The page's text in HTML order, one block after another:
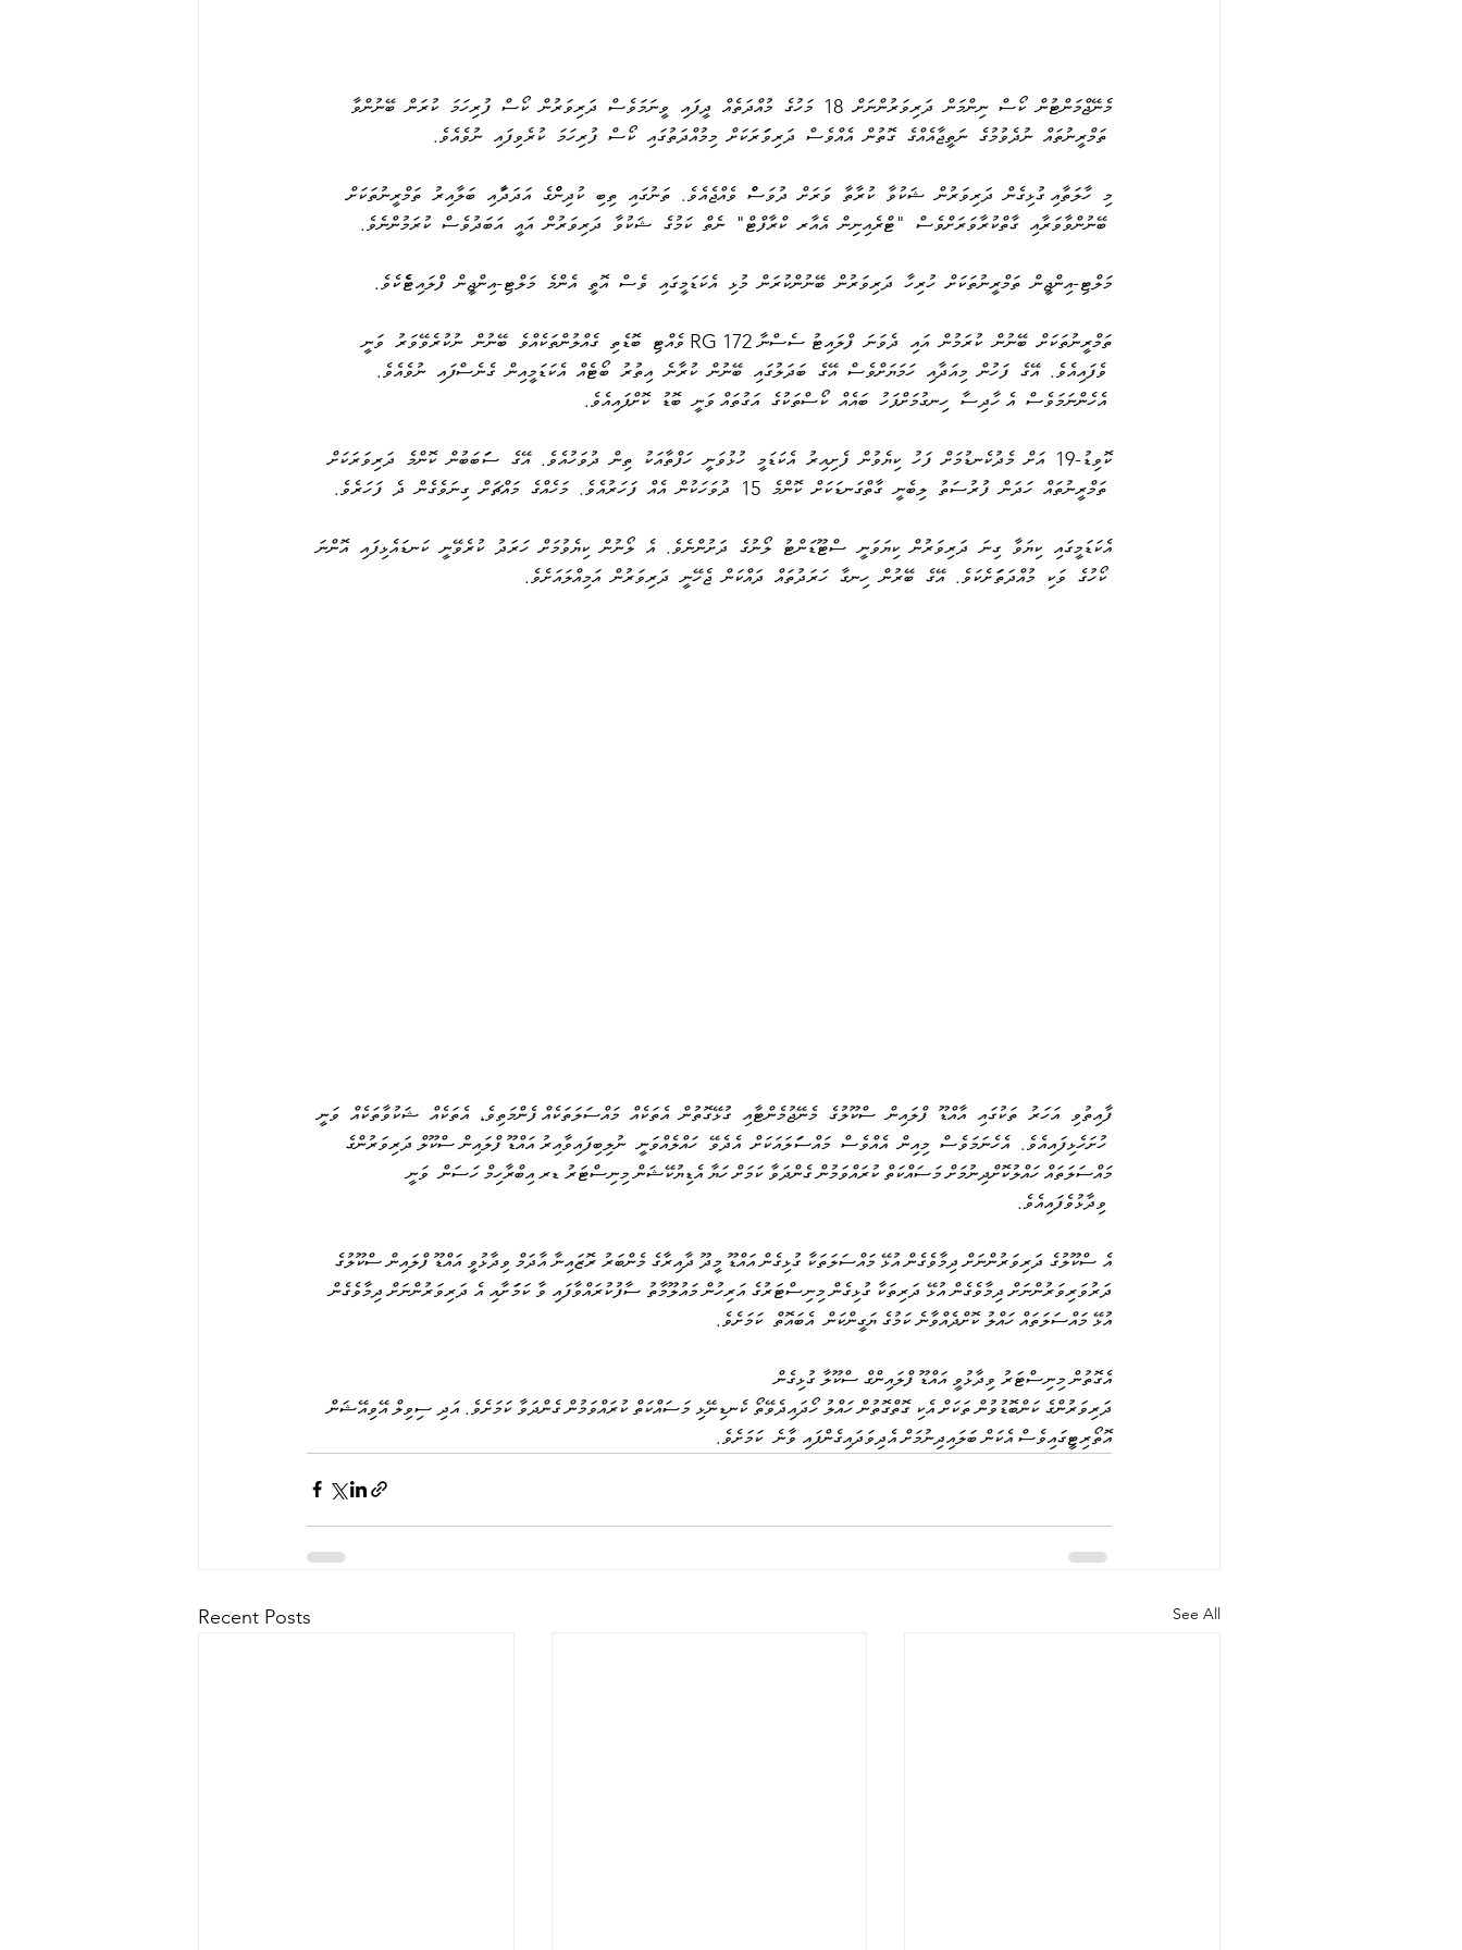
މެނޭޖްމަންޓުން  ކޯސް  ނިންމަން  ދަރިވަރުންނަށް  18  މަހުގެ  މުއްދަތެއް  ދީފައި  ވީނަމަވެސް  ދަރިވަރުން  ކޯސް  ފުރިހަމަ  ކުރަން  ބޭނުންވާ
ތަމްރީނުތައް  ނުދެވުމުގެ  ނަތީޖާއެއްގެ  ގޮތުން  އެއްވެސް  ދަރިވަަރަކަށް  މިމުއްދަތުގައި  ކޯސް  ފުރިހަމަ  ކުރެވިފައި  ނުވެއެވެ.
މި  ހާލަތާއި ގުޅިގެން  ދަރިވަރުން  ޝަކުވާ  ކުރާތާ  ވަރަށް  ދުވަސްް  ވެއްޖެއެވެ.  ތަނުގައި  ތިބި  ކުދިންްގެ  އަދަދާައި  ބަލާއިރު  ތަމްރީނުތަކަށް
ބޭނުންވާވަރާއި  ގާތްކުރާވަރަށްވެސް  "ޓްރެއިނިން  އެއާރ  ކްރާފްޓް"  ނެތް  ކަމުގެ  ޝަކުވާ  ދަރިވަރުން  އައީ  އަބަދުވެސް  ކުރަމުންނެވެ.
މަލްޓި-އިންޖީން  ތަމްރީނުތަކަށް  ހުރިހާ  ދަރިވަރުން  ބޭނުންކުރަން  މުޅި  އެކަޑަމީގައި  ވެސް  އޮތީ  އެންމެ  މަލްޓި-އިންޖީން  ފްލައިޓެެކެވެ.
ތަމްރީނުތަކަށް  ބޭނުން  ކުރަމުން  އައި  ދެވަނަ  ފްލައިޓު ސެސްނާ 172 RG ވެއްޓި  ބޮޑެތި  ގެއްލުންތަކެއްވެ  ބޭނުން  ނުކުރެވޭވަރު  ވަނީ
ވެފައިއެވެ.  އޭގެ  ފަހުން  މިއަދާއި  ހަމަޔަށްވެސް  އޭގެ  ބަދަލުގައި  ބޭނުން  ކުރާނެ  އިތުރު  ބޯޓެއް  އެކަޑަމީއިން  ގެނެސްފައި  ނުވެއެވެ.
އެހެންނަމަވެސް  އެ ހާދިސާ  ހިނގުމަށްފަހު  ބައެއް  ކޯސްތަކުގެ  އަގުތައް ވަނީ  ބޮޑު  ކޮށްފައިއެވެ.
ކޮވިޑު-19  އަށް  މެދުކެނޑުމަށް  ފަހު  ކިޔެވުން  ފެށިއިރު  އެކަޑަމީ  ހުޅުވަނީ  ހަފްތާއަކު  ތިން  ދުވަހުއެވެ.  އޭގެ  ސަަބަބުން  ކޮންމެ  ދަރިވަރަކަށް
ތަމްރީނުތައް  ހަދަން  ފުރުސަތު  ލިބެނީ  ގާތްގަނޑަކަށް  ކޮންމެ  15  ދުވަހަކުން  އެއް  ފަހަރުއެވެ.  މަހެއްގެ  މައްޗަށް  ގިނަވެގެން  ދެ  ފަހަރެވެ.
އެކަޑަމީގައި  ކިޔަވާ  ގިނަ  ދަރިވަރުން  ކިޔަވަނީ  ސްޓޫޑަންޓު  ލޯނުގެ  ދަށުންނެވެ.  އެ  ލޯނުން  ކިޔެވުމަށް  ހަރަދު  ކުރެވޭނީ  ކަނޑައެޅިފައި  އޮންނަ
ކޯހުގެ  ވަކި  މުއްދަތަަށެކަވެ.  އޭގެ  ބޭރުން  ހިނގާ  ހަރަދުތައް  ދައްކަން  ޖެހޭނީ  ދަރިވަރުން  އަމިއްލައަށެވެ.
ފާއިތުވި  އަހަރު  ތަކުގައި  އާއްޑޫ  ފްލައިން  ސްކޫލުގެ  މެނޭޖުމެންޓާއި  ގުޅޭގޮތުން  އެތަކެއް  މައްސަލަތަކެއް ފެންމަތިވެ،  އެތަކެއް  ޝަކުވާތަކެއް  ވަނީ
ހުށަހެޅިފައިއެވެ.  އެހެނަމަވެސް  މިއިން  އެއްވެސް  މައްސަަލައަކަށް  އެދެވޭ  ހައްލެއްވަނީ  ނުލިބިފައިވާއިރު އައްޑޫ ފްލައިން ސްކޫލް ދަރިވަރުންގެ
މައްސަލަތައް ހައްލުކޮށްދިނުމަށް މަސައްކަތް ކުރައްވަމުން ގެންދަވާ ކަމަށް ހަޔާ އެޑިޔުކޭޝަން މިނިސްޓަރު ޑރ އިބްރާހިމް ހަސަން  ވަނީ
ވިދާޅުވެފައިއެވެ.
އެ ސްކޫލުގެ ދަރިވަރުންނަށް ދިމާވެގެން އުޅޭ މައްސަލަތަކާ ގުޅިގެން އައްޑޫ މީދޫ ދާއިރާގެ މެންބަރު ރޮޒައިނާ އާދަމް ވިދާޅުވީ އައްޑޫ ފްލައިން ސްކޫލުގެ
ދަރުވަރިވަރުންނަށް ދިމާވެގެން އުޅޭ ދަރިތަކާ ގުޅިގެން މިނިސްޓަރުގެ އަރިހުން މައުލޫމާތު ސާފުކުރައްވާފައި ވާ ކަމަަށާއި އެ ދަރިވަރުންނަށް ދިމާވެގެން
އުޅޭ މައްސަލަތައް ހައްލު ކޮށްދެއްވާނެ ކަމުގެ ޔަގީންކަން  އެބައޮތް  ކަމަށެވެ.
އެގޮތުން މިނިސްޓަރު ވިދާޅުވީ އައްޑޫ ފްލައިންގް ސްކޫލާ ގުޅިގެން
ދަރިވަރުންގެ ކަންބޮޑުވުން ތަކަށް އެކި ގޮތްގޮތުން ހައްލު ހޯދައިދެވޭތޯ ކެނޑިނޭޅި މަސައްކަތް ކުރައްވަމުން ގެންދަވާ ކަމަށެވެ. އަދި ސިވިލް އޭވިއޭޝަން
އޮތޯރިޓީގައިވެސް އެކަން ބަލައިދިނުމަށް އެދިވަދައިގެންފައި ވާނެ  ކަމަށެވެ.
Recent Posts See All